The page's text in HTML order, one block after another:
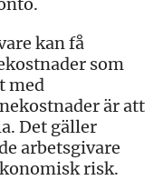
kan få
som
med
är att
Det gäller
arbetsgivare
risk.